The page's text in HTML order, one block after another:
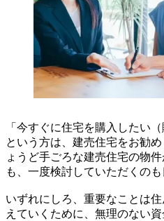
「今すぐに住宅を購入したい
という方は、建売住宅をお勧
ょうど手ごろな建売住宅の物
も、一度検討していただくのも
いずれにしろ、重要なことは
えていくために、無理のない